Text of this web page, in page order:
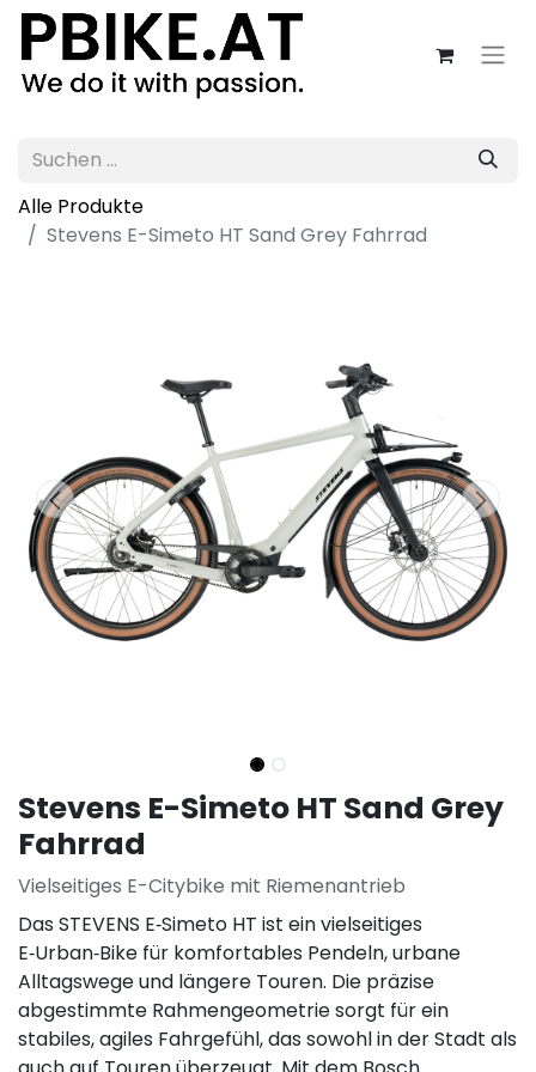
Alle Produkte
Stevens E-Simeto HT Sand Grey Fahrrad
Stevens E-Simeto HT Sand Grey
Fahrrad
Vielseitiges E-Citybike mit Riemenantrieb
Das STEVENS E‑Simeto HT ist ein vielseitiges
E‑Urban‑Bike für komfortables Pendeln, urbane
Alltagswege und längere Touren. Die präzise
abgestimmte Rahmengeometrie sorgt für ein
stabiles, agiles Fahrgefühl, das sowohl in der Stadt als